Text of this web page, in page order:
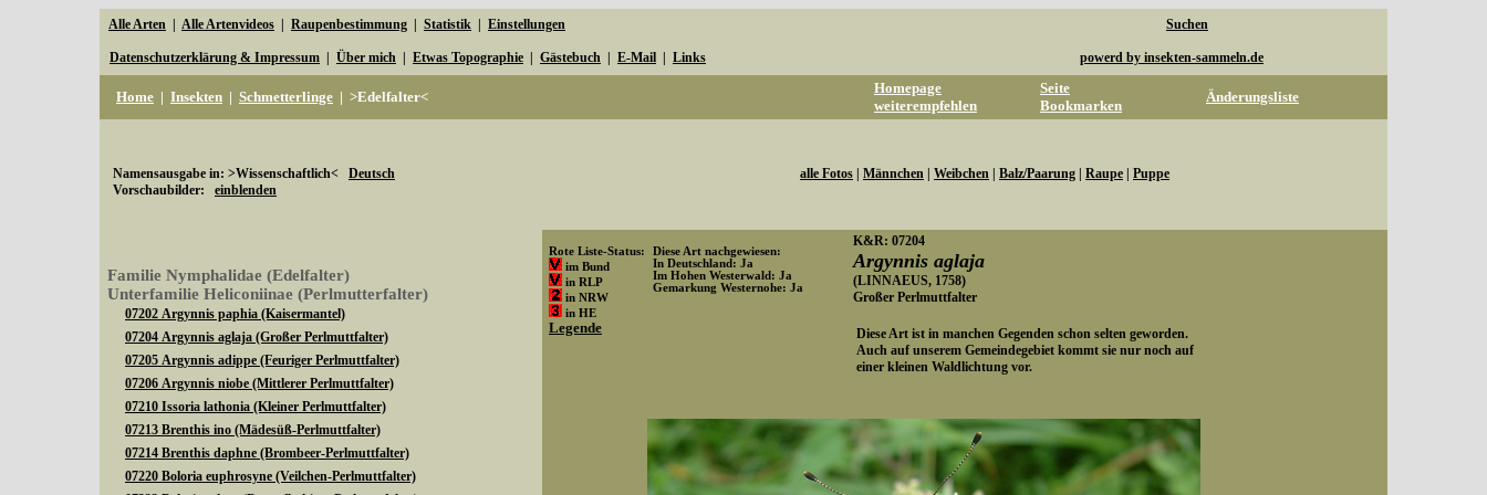
Alle Arten Alle Artenvideos Raupenbestimmung Statistik Einstellungen Suchen
Datenschutzerklärung & Impressum Über mich Etwas Topographie Gästebuch E-Mail Links powerd by insekten-sammeln.de
Home | Insekten | Schmetterlinge | >Edelfalter<
Homepage
weiterempfehlen
Seite
Bookmarken
Änderungsliste
Namensausgabe in: >Wissenschaftlich< Deutsch
Vorschaubilder: einblenden
alle Fotos Männchen Weibchen Balz/Paarung Raupe Puppe
Familie Nymphalidae (Edelfalter)
Unterfamilie Heliconiinae (Perlmutterfalter)
07202 Argynnis paphia (Kaisermantel)
07204 Argynnis aglaja (Großer Perlmuttfalter)
07205 Argynnis adippe (Feuriger Perlmuttfalter)
07206 Argynnis niobe (Mittlerer Perlmuttfalter)
07210 Issoria lathonia (Kleiner Perlmuttfalter)
07213 Brenthis ino (Mädesüß-Perlmuttfalter)
07214 Brenthis daphne (Brombeer-Perlmuttfalter)
07220 Boloria euphrosyne (Veilchen-Perlmuttfalter)
Rote Liste-Status:
im Bund
in RLP
in NRW
in HE
Legende
Diese Art nachgewiesen:
In Deutschland: Ja
Im Hohen Westerwald: Ja
Gemarkung Westernohe: Ja
K&R: 07204
Argynnis aglaja
(LINNAEUS, 1758)
Großer Perlmuttfalter
Diese Art ist in manchen Gegenden schon selten geworden.
Auch auf unserem Gemeindegebiet kommt sie nur noch auf
einer kleinen Waldlichtung vor.